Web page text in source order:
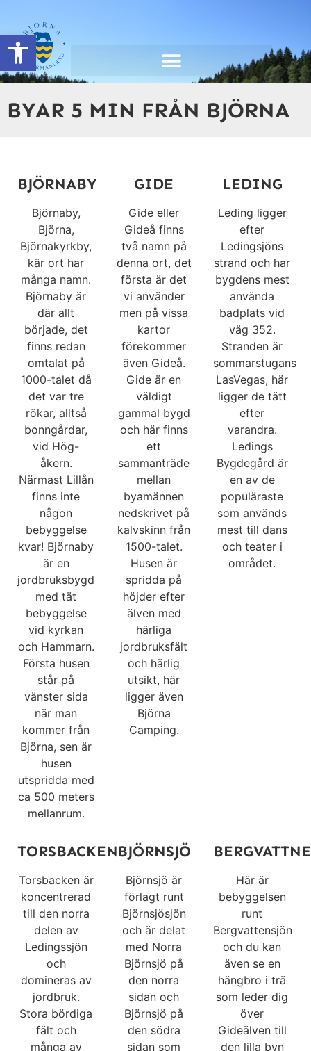
BYAR 5 MIN FRÅN BJÖRNA
BJÖRNABY
Björnaby,
Björna,
Björnakyrkby,
kär ort har
många namn.
Björnaby är
där allt
började, det
finns redan
omtalat på
1000-talet då
det var tre
rökar, alltså
bonngårdar,
vid Hög-
åkern.
Närmast Lillån
finns inte
någon
bebyggelse
kvar! Björnaby
är en
jordbruksbygd
med tät
bebyggelse
vid kyrkan
och Hammarn.
Första husen
står på
vänster sida
när man
kommer från
Björna, sen är
husen
utspridda med
ca 500 meters
mellanrum.
GIDE
Gide eller
Gideå finns
två namn på
denna ort, det
första är det
vi använder
men på vissa
kartor
förekommer
även Gideå.
Gide är en
väldigt
gammal bygd
och här finns
ett
sammanträde
mellan
byamännen
nedskrivet på
kalvskinn från
1500-talet.
Husen är
spridda på
höjder efter
älven med
härliga
jordbruksfält
och härlig
utsikt, här
ligger även
Björna
Camping.
LEDING
Leding ligger
efter
Ledingsjöns
strand och har
bygdens mest
använda
badplats vid
väg 352.
Stranden är
sommarstugans
LasVegas, här
ligger de tätt
efter
varandra.
Ledings
Bygdegård är
en av de
populäraste
som används
mest till dans
och teater i
området.
TORSBACKEN
Torsbacken är
koncentrerad
till den norra
delen av
Ledingssjön
och
domineras av
jordbruk.
Stora bördiga
fält och
många av
BJÖRNSJÖ
Björnsjö är
förlagt runt
Björnsjösjön
och är delat
med Norra
Björnsjö på
den norra
sidan och
Björnsjö på
den södra
sidan som
Här är
bebyggelsen
runt
Bergvattensjön
och du kan
även se en
hängbro i trä
som leder dig
över
Gideälven till
den lilla byn
Open toolbar